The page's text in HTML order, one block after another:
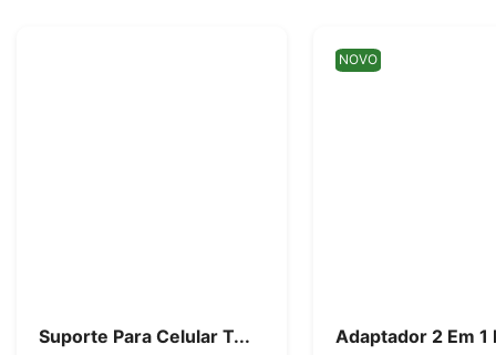
Suporte Para Celular T...
NOVO
Adaptador 2 Em 1